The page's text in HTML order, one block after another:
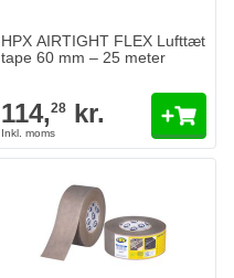
HPX AIRTIGHT FLEX Lufttæt
tape 60 mm – 25 meter
114,28 kr.